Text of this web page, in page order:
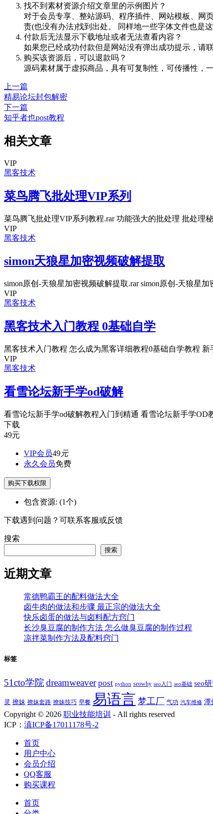
找不到素材资源介绍文章里的示例图片？
对于会员专享、整站源码、程序插件、网站模板、网
责(也没有办法)找到出处。 同样地一些字体文件也是
付款后无法显示下载地址或者无法查看内容？
如果您已经成功付款但是网站没有弹出成功提示，请
购买该资源后，可以退款吗？
源码素材属于虚拟商品，具有可复制性，可传播性，
上一篇
精易论坛封包解密
下一篇
知乎者也post教程
相关文章
VIP
黑客技术
菜鸟腾飞批处理VIP系列
菜鸟腾飞批处理VIP系列教程.rar 功能强大的批处理 批处理
VIP
黑客技术
simon天狼星加密视频破解提取
simon原创-天狼星加密视频破解提取.rar simon原创-天狼星加
VIP
黑客技术
黑客技术入门教程 0基础自学
黑客技术入门教程 怎么成为黑客详细教程0基础自学教程 新
VIP
黑客技术
看雪论坛新手学od破解
看雪论坛新手学od破解教程入门到精通 看雪论坛新手学OD
下载
49元
VIP会员49元
永久会员免费
购买下载权限
包含资源: (1个)
下载遇到问题？可联系客服或反馈
搜索
搜索
近期文章
常德鸭霸王的配料做法大全
卤牛肉的做法和步骤 最正宗的做法大全
快乐卤蛋的做法与卤料配方窍门
长沙臭豆腐的制作方法 怎么做臭豆腐的制作过程
凉拌菜制作方法及配料窍门
标签
51cto学院dreamweaver post python seowhy seo入门 seo基础 seo
灵 撩妹 撩妹套路 撩妹技巧 早餐 易语言 梦工厂 气功 汽车维修 潭
Copyright © 2026 职业技能培训 - All rights reserved
ICP： 滇ICP备17011178号-2
首页
用户中心
会员介绍
QQ客服
购买课程
首页